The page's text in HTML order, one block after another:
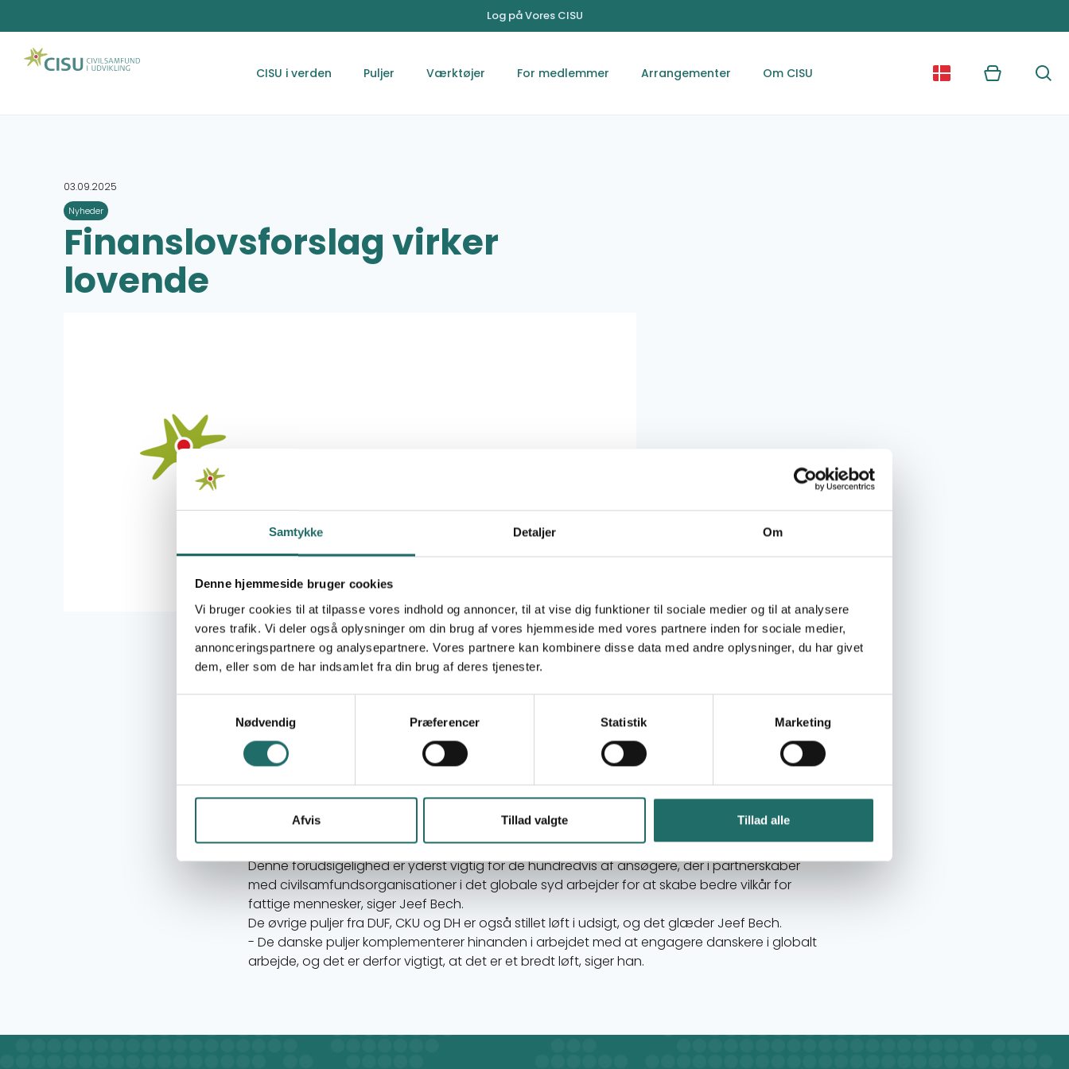
Samtykke Detaljer Om
Denne hjemmeside bruger cookies
Vi bruger cookies til at tilpasse vores indhold og annoncer, til at vise dig funktioner til sociale medier og til at analysere
vores trafik. Vi deler også oplysninger om din brug af vores hjemmeside med vores partnere inden for sociale medier,
annonceringspartnere og analysepartnere. Vores partnere kan kombinere disse data med andre oplysninger, du har givet
dem, eller som de har indsamlet fra din brug af deres tjenester.
Nødvendig
Præferencer Statistik Marketing
Afvis Tillad valgte Tillad alle
Log på Vores CISU
CISU i verden Puljer Værktøjer For medlemmer Arrangementer Om CISU Kurv Søg
03.09.2025
Nyheder
Finanslovsforslag virker
lovende
Fredag den 29. august offentliggjorde regeringen finanslovsforslaget for 2026, og det kan
umiddelbart virke lovende for det danske arbejde for en mere retfærdig verden.
I hvert fald, hvis man særskilt ser på den del af arbejdet, der foregår gennem
Civilsamfundspuljen og de øvrige puljer i civilsamfundet. Ifølge forslaget vil der nemlig være
200 millioner kroner om året til puljen frem til og med 2029. Det er en stigning fra de 167,5
millioner kroner i 2025.
- Nu er det vigtigt at slå fast, at det er et forslag og ikke en vedtaget finanslov, men vi tillader
os at være forsigtigt optimistiske. Især i lyset af det enormepres, der er på puljen fra mange
gode ansøgninger, siger sekretariatsleder Jeef Bech.
år, fordi der i 2025 kom en
ekstraordinær ekstra-bevilling på 30 millioner kroner.
- Det giver en forudsigelighed, at der nu står ’200 millioner’ hvert år i perioden 2026-2029.
Denne forudsigelighed er yderst vigtig for de hundredvis af ansøgere, der i partnerskaber
med civilsamfundsorganisationer i det globale syd arbejder for at skabe bedre vilkår for
fattige mennesker, siger Jeef Bech.
De øvrige puljer fra DUF, CKU og DH er også stillet løft i udsigt, og det glæder Jeef Bech.
- De danske puljer komplementerer hinanden i arbejdet med at engagere danskere i globalt
arbejde, og det er derfor vigtigt, at det er et bredt løft, siger han.